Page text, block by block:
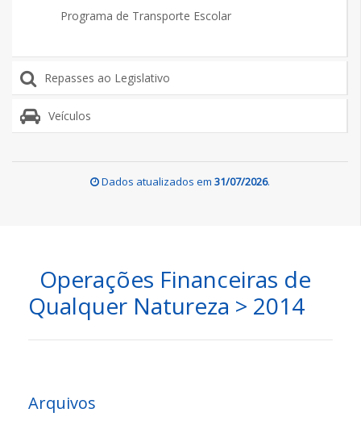
Programa de Transporte Escolar
Repasses ao Legislativo
Veículos
Dados atualizados em 31/07/2026.
Operações Financeiras de
Qualquer Natureza > 2014
Arquivos